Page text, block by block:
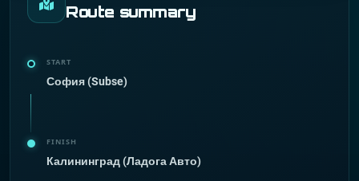
Route summary
START
София (Subse)
FINISH
Калининград (Ладога Авто)